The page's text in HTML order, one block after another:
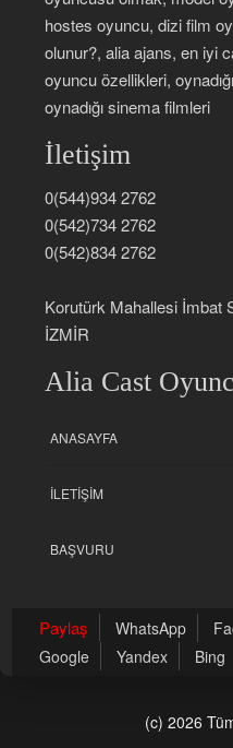
hostes oyuncu, dizi film
olunur?, alia ajans, en iyi
oyuncu özellikleri,
oynadığı sinema filmleri
İletişim
0(544)934 2762
0(542)734 2762
0(542)834 2762
Korutürk Mahallesi İmbat
İZMİR
Alia Cast
ANASAYFA
İLETIŞIM
BAŞVURU
Paylaş WhatsApp
Google Yandex Bing
(c) 2026